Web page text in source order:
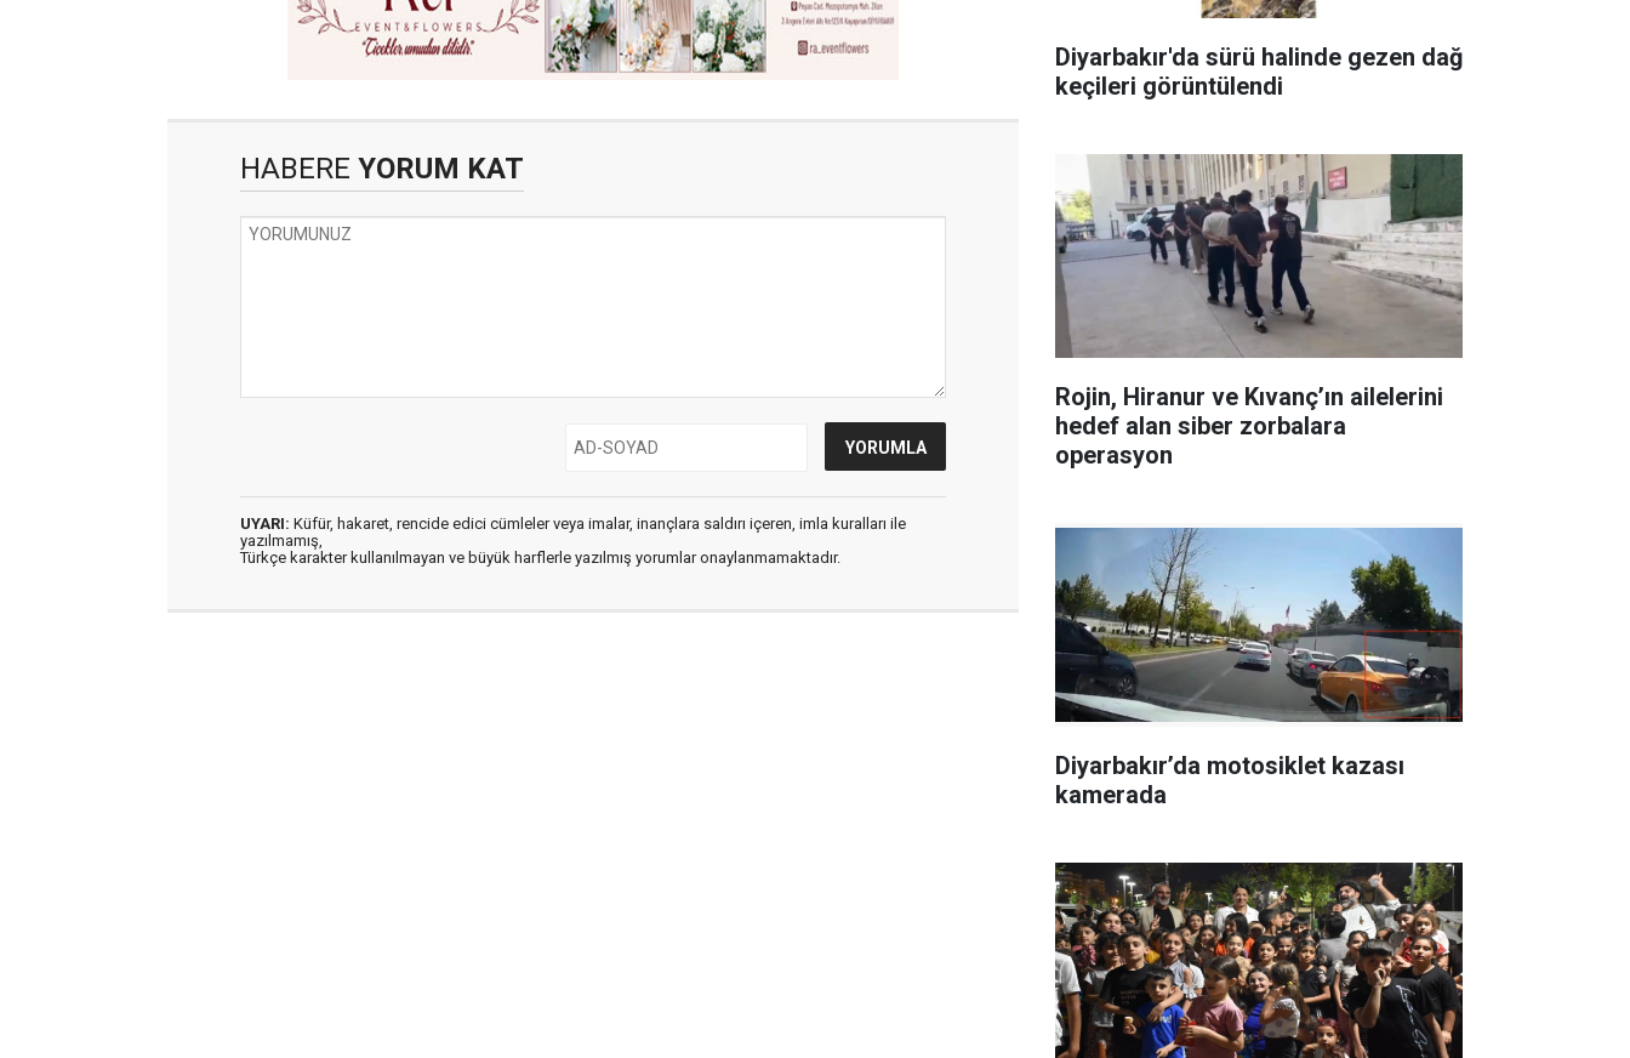
HABERE YORUM KAT
UYARI: Küfür, hakaret, rencide edici cümleler veya imalar, inançlara saldırı içeren, imla kuralları ile
yazılmamış,
Türkçe karakter kullanılmayan ve büyük harflerle yazılmış yorumlar onaylanmamaktadır.
Diyarbakır'da sürü halinde gezen dağ
keçileri görüntülendi
Rojin, Hiranur ve Kıvanç’ın ailelerini
hedef alan siber zorbalara
operasyon
Diyarbakır’da motosiklet kazası
kamerada